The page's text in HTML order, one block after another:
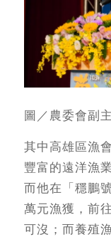
圖／農委會副
其中高雄區漁
豐富的遠洋漁
而他在「穩鵬
萬元漁獲，前
可沒；而養殖